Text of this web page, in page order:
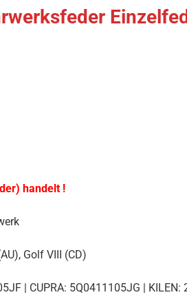
handelt !
Golf VIII (CD)
| CUPRA: 5Q0411105JG |